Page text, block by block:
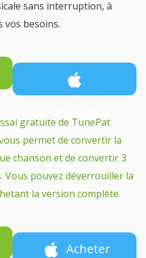
sans interruption, à
vos besoins.
gratuite de TunePat
permet de convertir la
chanson et de convertir 3
Vous pouvez déverrouiller la
la version complète.
Acheter